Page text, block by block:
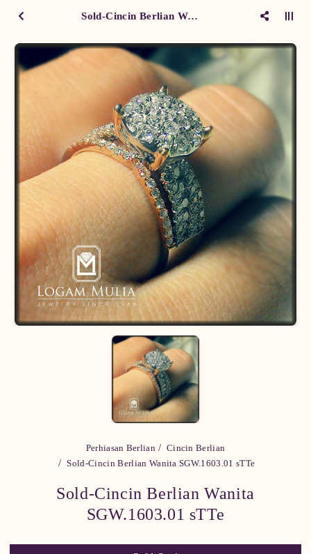
Sold-Cincin Berlian Wanita SGW.1603.01 sTTe
Perhiasan Berlian
Cincin Berlian
Sold-Cincin Berlian Wanita SGW.1603.01 sTTe
Sold-Cincin Berlian Wanita
SGW.1603.01 sTTe